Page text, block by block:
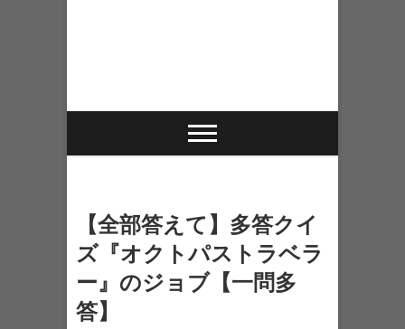
【全部答えて】多答クイ
ズ『オクトパストラベラ
ー』のジョブ【一問多
答】